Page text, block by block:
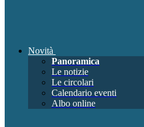
Novità
Panoramica
Le notizie
Le circolari
Calendario eventi
Albo online